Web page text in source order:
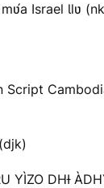
Israel Ɩlʋ
Script
YÌZO DHƗ